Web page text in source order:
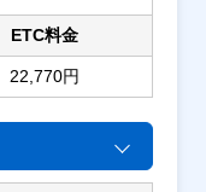
ETC料金
22,770円